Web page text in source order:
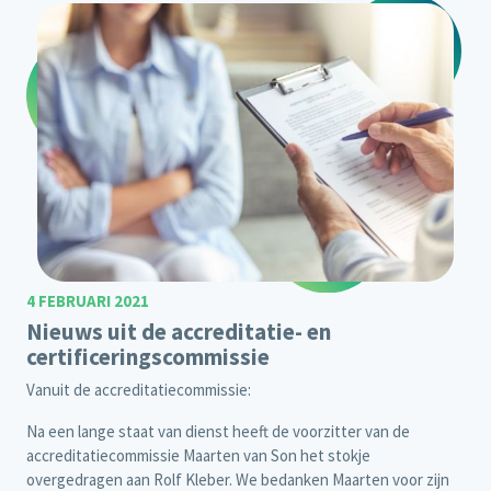
4 FEBRUARI 2021
Nieuws uit de accreditatie- en
certificeringscommissie
Vanuit de accreditatiecommissie:
Na een lange staat van dienst heeft de voorzitter van de
accreditatiecommissie Maarten van Son het stokje
overgedragen aan Rolf Kleber. We bedanken Maarten voor zijn